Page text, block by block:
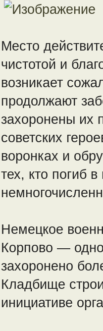
Место
чистотой и
возникает
продолжают
захоронены их
советских
воронках и
тех, кто погиб
Немецкое
Корпово —
захоронено
Кладбище
инициативе